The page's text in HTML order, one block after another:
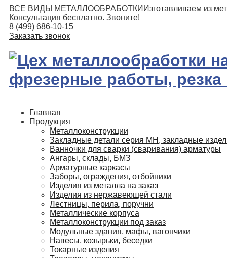
ВСЕ ВИДЫ МЕТАЛЛООБРАБОТКИ Изготавливаем из
Консультация бесплатно. Звоните!
8 (499) 686-10-15
Заказать звонок
Главная
Продукция
Металлоконструкции
Закладные детали серия МН, закладные
Ванночки для сварки (сваривания) арматуры
Ангары, склады, БМЗ
Арматурные каркасы
Заборы, ограждения, отбойники
Изделия из металла на заказ
Изделия из нержавеющей стали
Лестницы, перила, поручни
Металлические корпуса
Металлоконструкции под заказ
Модульные здания, мафы, вагончики
Навесы, козырьки, беседки
Токарные изделия